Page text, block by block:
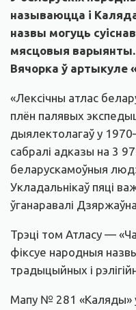
называюцца і
назвы могуць
мясцовыя варыянты.
Вячорка ў
«Лексічны атлас
плён палявых
дыялектолагаў у
сабралі адказы на 3
беларускамоўныя
Укладальнікаў пяці
ўганаравалі
Трэці том Атласу —
фіксуе народныя
традыцыйных і
Мапу № 281 «Каляды»